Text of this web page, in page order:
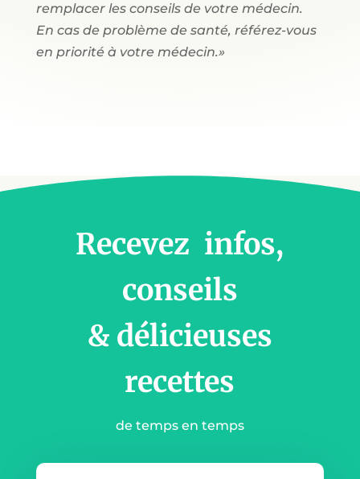
remplacer les conseils de votre médecin.
En cas de problème de santé, référez-vous
en priorité à votre médecin.»
Recevez infos,
conseils
& délicieuses
recettes
de temps en temps